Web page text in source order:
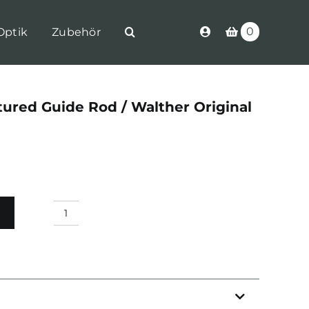
Zubehör 0
Guide Rod / Walther Original
Walther